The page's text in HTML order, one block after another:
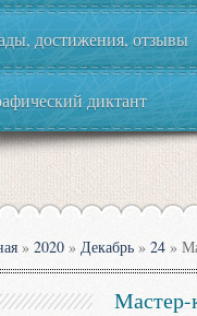
достижения, отзывы
диктант
» 2020 » Декабрь » 24 »
Мастер-